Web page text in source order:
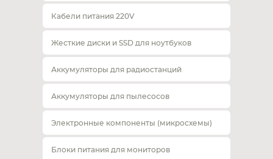
Кабели питания 220V
Жесткие диски и SSD для ноутбуков
Аккумуляторы для радиостанций
Аккумуляторы для пылесосов
Электронные компоненты (микросхемы)
Блоки питания для мониторов